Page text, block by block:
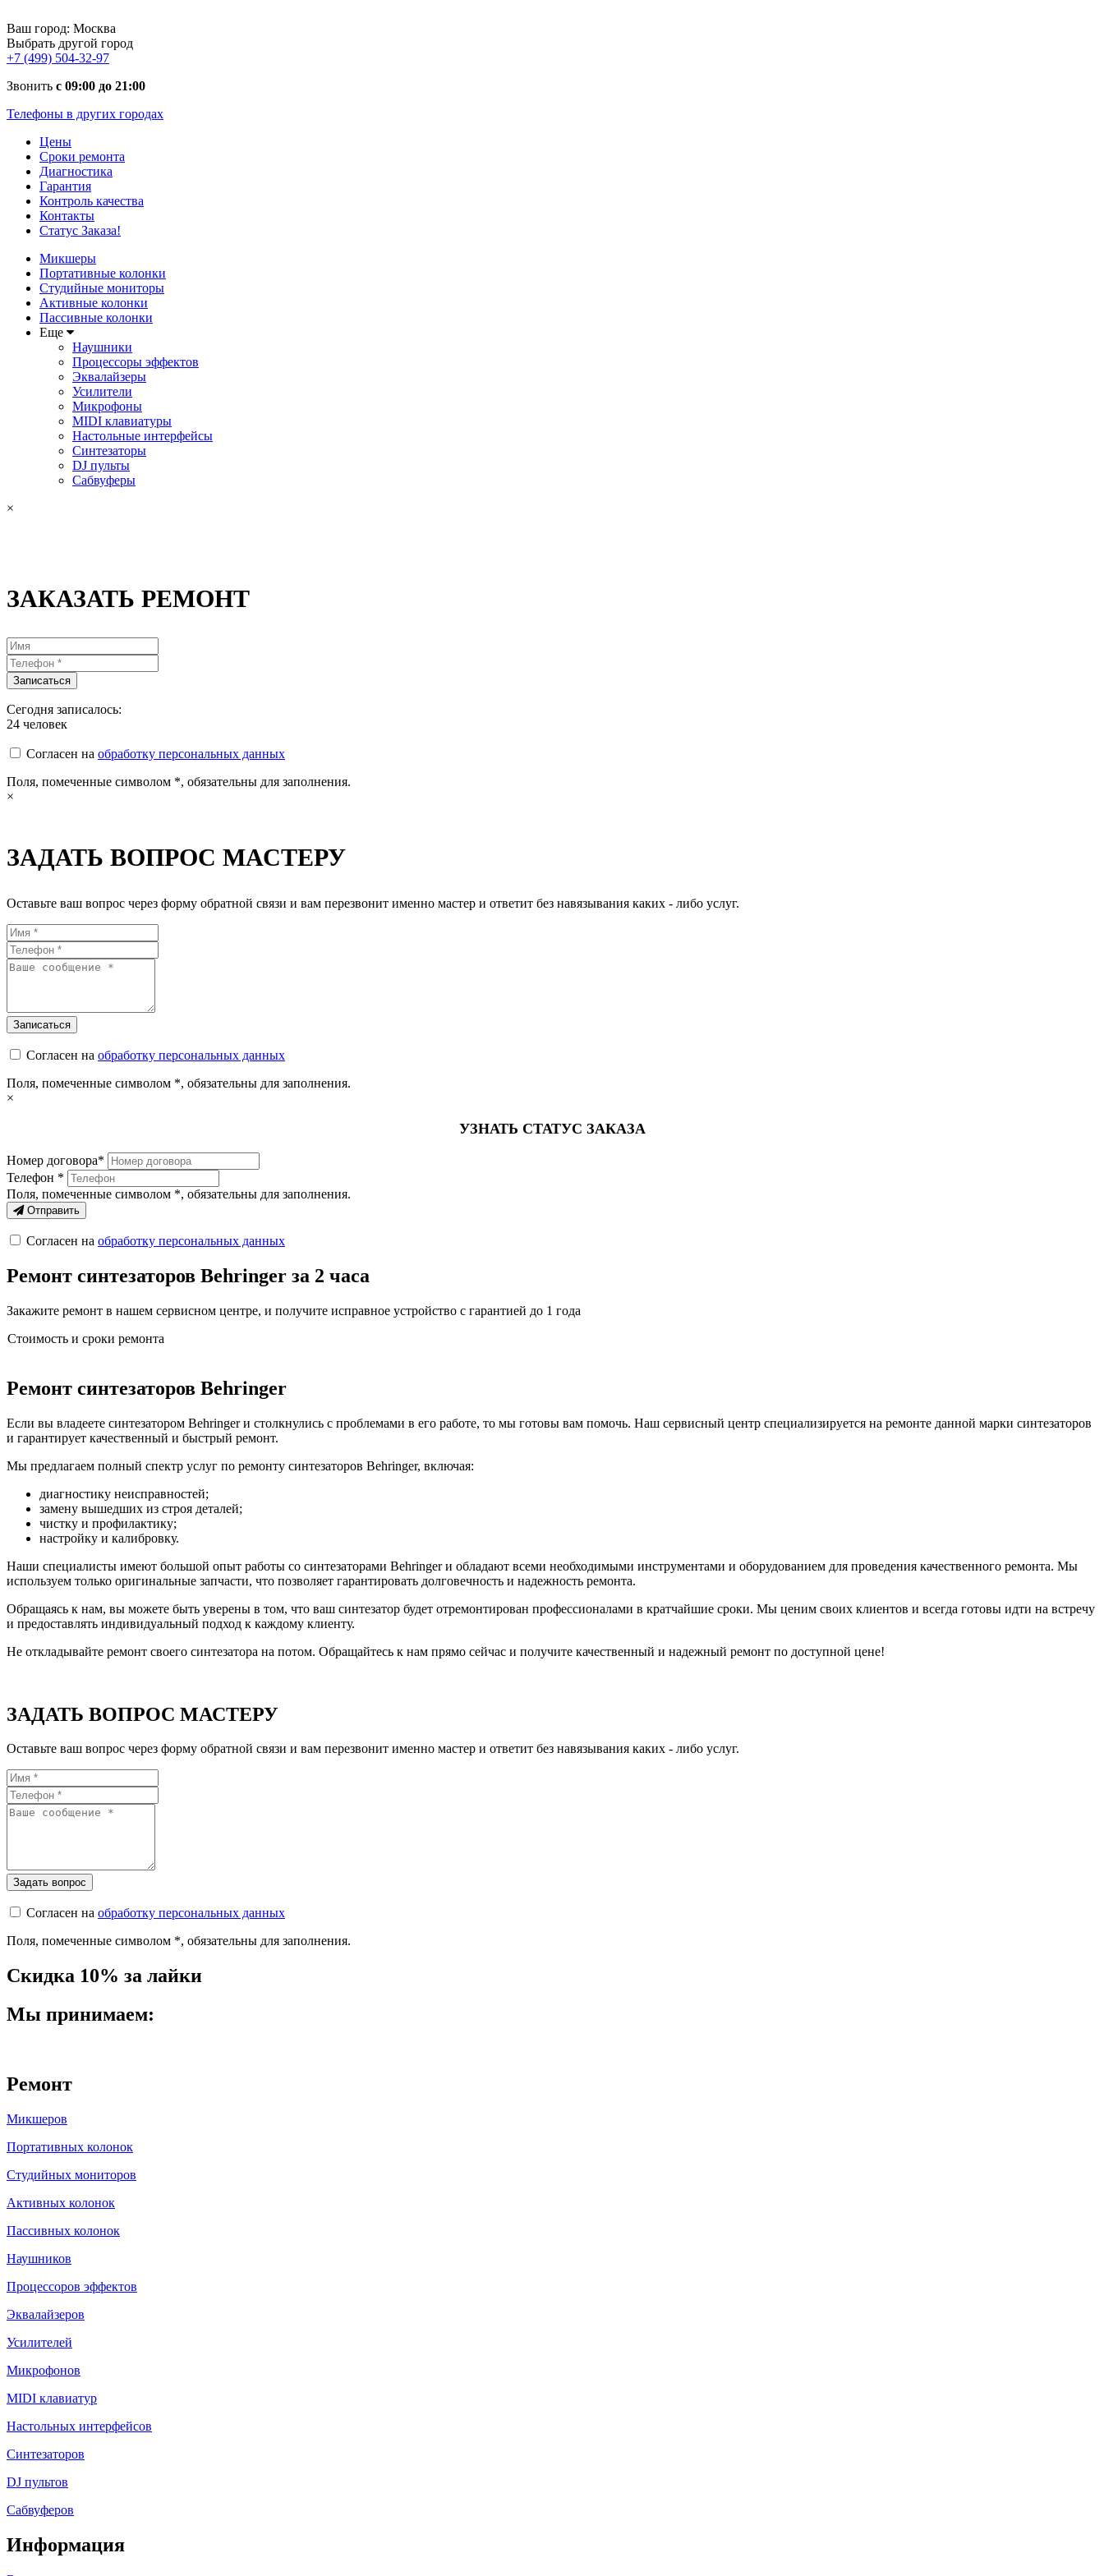
Ваш город: Москва
Выбрать другой город
+7 (499) 504-32-97
Звонить с 09:00 до 21:00
Телефоны в других городах
Цены
Сроки ремонта
Диагностика
Гарантия
Контроль качества
Контакты
Статус Заказа!
Микшеры
Портативные колонки
Студийные мониторы
Активные колонки
Пассивные колонки
Еще
Наушники
Процессоры эффектов
Эквалайзеры
Усилители
Микрофоны
MIDI клавиатуры
Настольные интерфейсы
Синтезаторы
DJ пульты
Сабвуферы
×
ЗАКАЗАТЬ РЕМОНТ
Сегодня записалось:
24 человек
Согласен на обработку персональных данных
Поля, помеченные символом *, обязательны для заполнения.
×
ЗАДАТЬ ВОПРОС МАСТЕРУ
Оставьте ваш вопрос через форму обратной связи и вам перезвонит именно мастер и ответит без навязывания каких - либо услуг.
Согласен на обработку персональных данных
Поля, помеченные символом *, обязательны для заполнения.
×
УЗНАТЬ СТАТУС ЗАКАЗА
Номер договора*
Телефон *
Поля, помеченные символом *, обязательны для заполнения.
Отправить
Согласен на обработку персональных данных
Ремонт синтезаторов Behringer за 2 часа
Закажите ремонт в нашем сервисном центре, и получите исправное устройство с гарантией до 1 года
Стоимость и сроки ремонта
Ремонт синтезаторов Behringer
Если вы владеете синтезатором Behringer и столкнулись с проблемами в его работе, то мы готовы вам помочь. Наш сервисный центр специализируется на ремонте данной марки синтезаторов
и гарантирует качественный и быстрый ремонт.
Мы предлагаем полный спектр услуг по ремонту синтезаторов Behringer, включая:
диагностику неисправностей;
замену вышедших из строя деталей;
чистку и профилактику;
настройку и калибровку.
Наши специалисты имеют большой опыт работы со синтезаторами Behringer и обладают всеми необходимыми инструментами и оборудованием для проведения качественного ремонта. Мы
используем только оригинальные запчасти, что позволяет гарантировать долговечность и надежность ремонта.
Обращаясь к нам, вы можете быть уверены в том, что ваш синтезатор будет отремонтирован профессионалами в кратчайшие сроки. Мы ценим своих клиентов и всегда готовы идти на встречу
и предоставлять индивидуальный подход к каждому клиенту.
Не откладывайте ремонт своего синтезатора на потом. Обращайтесь к нам прямо сейчас и получите качественный и надежный ремонт по доступной цене!
ЗАДАТЬ ВОПРОС МАСТЕРУ
Оставьте ваш вопрос через форму обратной связи и вам перезвонит именно мастер и ответит без навязывания каких - либо услуг.
Согласен на обработку персональных данных
Поля, помеченные символом *, обязательны для заполнения.
Скидка 10% за лайки
Мы принимаем:
Ремонт
Микшеров
Портативных колонок
Студийных мониторов
Активных колонок
Пассивных колонок
Наушников
Процессоров эффектов
Эквалайзеров
Усилителей
Микрофонов
MIDI клавиатур
Настольных интерфейсов
Синтезаторов
DJ пультов
Сабвуферов
Информация